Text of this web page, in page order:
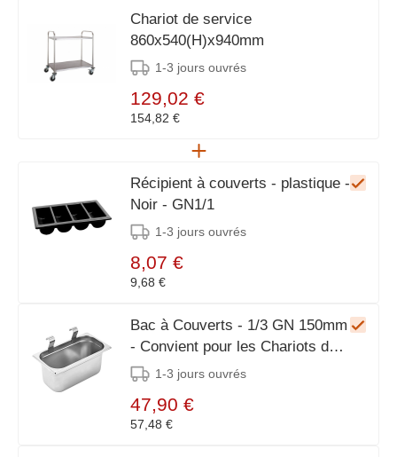
Chariot de service
860x540(H)x940mm
1-3 jours ouvrés
129,02 €
154,82 €
Récipient à couverts - plastique -
Noir - GN1/1
1-3 jours ouvrés
8,07 €
9,68 €
Bac à Couverts - 1/3 GN 150mm
- Convient pour les Chariots de
Service1-3 jours ouvrés
47,90 €
57,48 €